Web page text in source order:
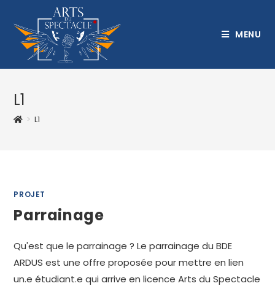
content
MENU
L1
> L1
PROJET
Parrainage
Qu'est que le parrainage ? Le parrainage du BDE
ARDUS est une offre proposée pour mettre en lien
un.e étudiant.e qui arrive en licence Arts du Spectacle